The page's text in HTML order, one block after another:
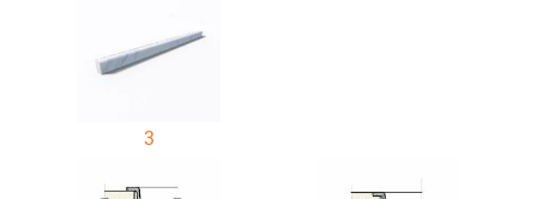
3